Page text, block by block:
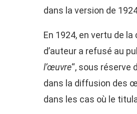
dans la version de
En 1924, en vertu de
d’auteur a refusé au
l’œuvre“, sous réserve
dans la diffusion des
dans les cas où le